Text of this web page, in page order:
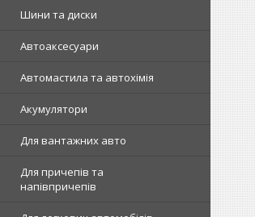
Шини та диски
Автоаксесуари
Автомастила та автохімія
Акумулятори
Для вантажних авто
Для причепів та
напівпричепів